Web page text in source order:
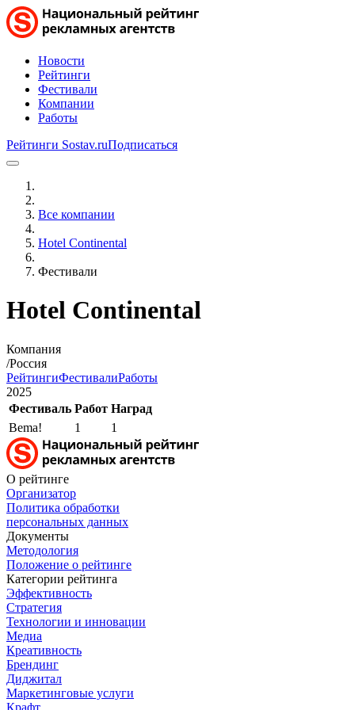
Новости
Рейтинги
Фестивали
Компании
Работы
Рейтинги Sostav.ruПодписаться
Все компании
Hotel Continental
Фестивали
Hotel Continental
Компания
/Россия
РейтингиФестивалиРаботы
2025
Фестиваль Работ Наград
Bema!
1 1
О рейтинге
Организатор
Политика обработки
персональных данных
Документы
Методология
Положение о рейтинге
Категории рейтинга
Эффективность
Стратегия
Технологии и инновации
Медиа
Креативность
Брендинг
Диджитал
Маркетинговые услуги
Крафт